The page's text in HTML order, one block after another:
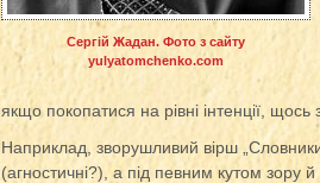
Сергій Жадан. Фото з сайту
yulyatomchenko.com
якщо покопатися на рівні інтенції,
Наприклад, зворушливий вірш „Словники
(агностичні?), а під певним кутом зору